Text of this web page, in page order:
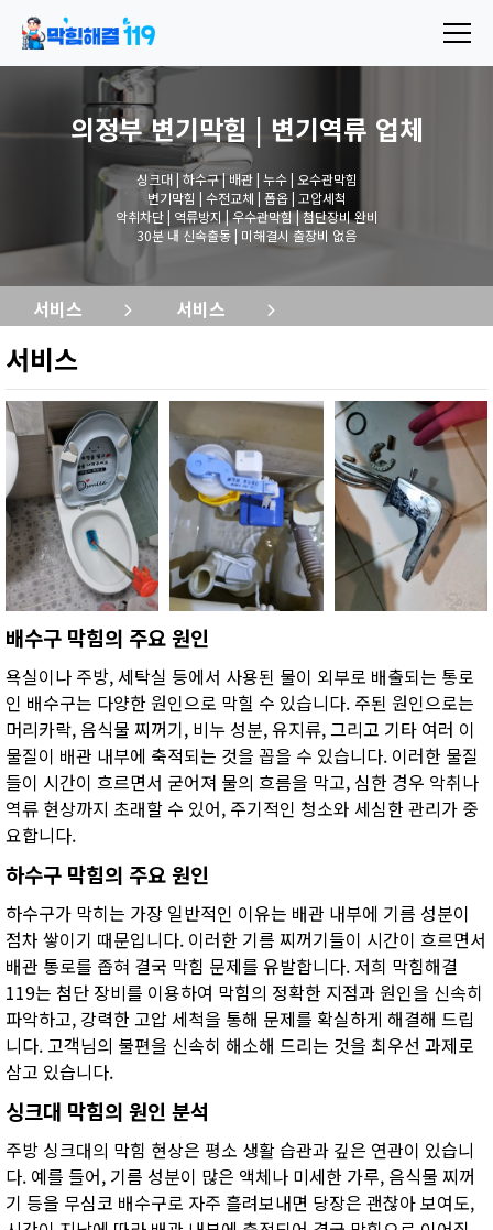
의정부 변기막힘 | 변기역류 업체
싱크대 | 하수구 | 배관 | 누수 | 오수관막힘
변기막힘 | 수전교체 | 폽옵 | 고압세척
악취차단 | 역류방지 | 우수관막힘 | 첨단장비 완비
30분 내 신속출동 | 미해결시 출장비 없음
서비스 서비스
서비스
배수구 막힘의 주요 원인
욕실이나 주방, 세탁실 등에서 사용된 물이 외부로 배출되는 통로
인 배수구는 다양한 원인으로 막힐 수 있습니다. 주된 원인으로는
머리카락, 음식물 찌꺼기, 비누 성분, 유지류, 그리고 기타 여러 이
물질이 배관 내부에 축적되는 것을 꼽을 수 있습니다. 이러한 물질
들이 시간이 흐르면서 굳어져 물의 흐름을 막고, 심한 경우 악취나
역류 현상까지 초래할 수 있어, 주기적인 청소와 세심한 관리가 중
요합니다.
하수구 막힘의 주요 원인
하수구가 막히는 가장 일반적인 이유는 배관 내부에 기름 성분이
점차 쌓이기 때문입니다. 이러한 기름 찌꺼기들이 시간이 흐르면서
배관 통로를 좁혀 결국 막힘 문제를 유발합니다. 저희 막힘해결
119는 첨단 장비를 이용하여 막힘의 정확한 지점과 원인을 신속히
파악하고, 강력한 고압 세척을 통해 문제를 확실하게 해결해 드립
니다. 고객님의 불편을 신속히 해소해 드리는 것을 최우선 과제로
삼고 있습니다.
싱크대 막힘의 원인 분석
주방 싱크대의 막힘 현상은 평소 생활 습관과 깊은 연관이 있습니
다. 예를 들어, 기름 성분이 많은 액체나 미세한 가루, 음식물 찌꺼
기 등을 무심코 배수구로 자주 흘려보내면 당장은 괜찮아 보여도,